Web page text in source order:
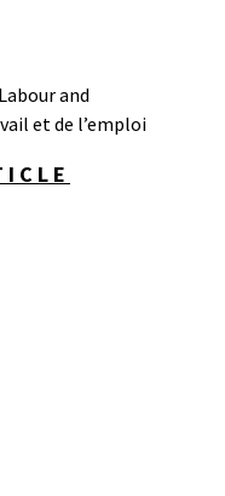
Labour and
et de l’emploi